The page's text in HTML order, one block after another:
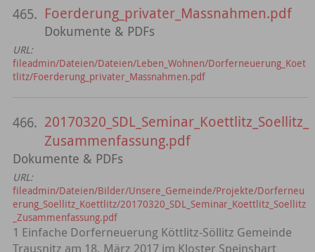
465. Foerderung_privater_Massnahmen.pdf
Dokumente & PDFs
URL:
fileadmin/Dateien/Dateien/Leben_Wohnen/Dorferneuerung_Koet
tlitz/Foerderung_privater_Massnahmen.pdf
466. 20170320_SDL_Seminar_Koettlitz_Soellitz_
Zusammenfassung.pdf
Dokumente & PDFs
URL:
fileadmin/Dateien/Bilder/Unsere_Gemeinde/Projekte/Dorferneu
erung_Soellitz_Koettlitz/20170320_SDL_Seminar_Koettlitz_Soellitz
_Zusammenfassung.pdf
1 Einfache Dorferneuerung Köttlitz-Söllitz Gemeinde
Trausnitz am 18. März 2017 im Kloster Speinshart